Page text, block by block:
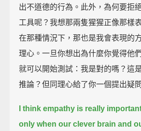
出不道德的行為。此外，為何要拒
工具呢？我想那兩隻猩猩正像那樣
在那種情況下，那也是我會表現的
理心。一旦你想出為什麼你覺得他
就可以開始測試：我是對的嗎？這
推論？但同理心給了你一個提出疑
I think empathy is really
only when our clever brain and